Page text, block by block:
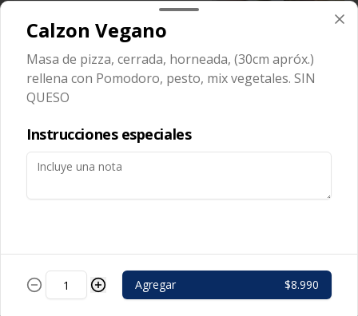
Palitos
Palitos de masa aderezados con
Calzon Nutella
Pizza frita dulce rellena con Nutella,
Calzon Vegano
Masa de pizza, cerrada, horneada, (30cm apróx.)
rellena con Pomodoro, pesto, mix vegetales. SIN
QUESO
Instrucciones especiales
Agregar $8.990